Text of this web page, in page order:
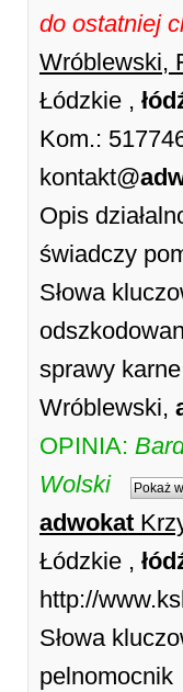
do ostatniej
Wróblewski,
Łódzkie ,
Kom.:
kontakt@
Opis
świadczy
Słowa
sprawy
Wróblewski,
OPINIA:
Wolski
Pokaż
adwokat
Łódzkie ,
http://
Słowa
pelnomocnik